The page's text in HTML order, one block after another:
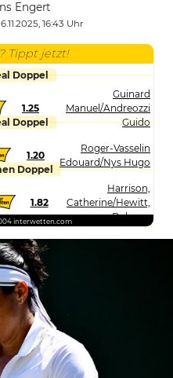
Engert
16:43 Uhr
Tippt jetzt!
Doppel
1.25
Guinard
Manuel/Andreozzi
Guido
Doppel
1.20
Roger-Vasselin
Edouard/Nys Hugo
Doppel
1.82
Harrison,
Catherine/Hewitt,
Dalayna
interwetten.com